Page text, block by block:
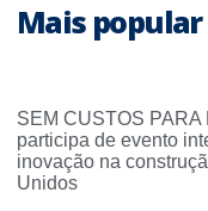
Mais popular
SEM CUSTOS
participa de evento
inovação na
Unidos